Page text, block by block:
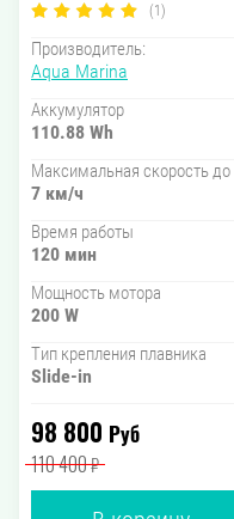
(1)
Производитель:
Aqua Marina
Аккумулятор
110.88 Wh
Максимальная скорость до
7 км/ч
Время работы
120 мин
Мощность мотора
200 W
Тип крепления плавника
Slide-in
98 800 Руб
110 400₽